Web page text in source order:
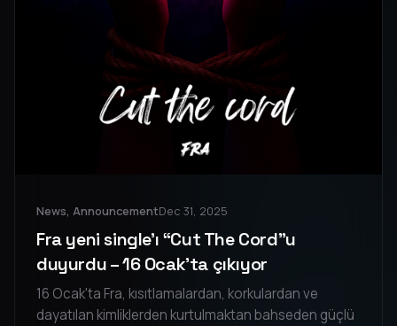
News, AnnouncementDec 31, 2025
Fra yeni single'ı “Cut The Cord”u
duyurdu – 16 Ocak'ta çıkıyor
16 Ocak'ta Fra, kısıtlamalardan, korkulardan ve
dayatılan kimliklerden kurtulmaktan bahseden güçlü